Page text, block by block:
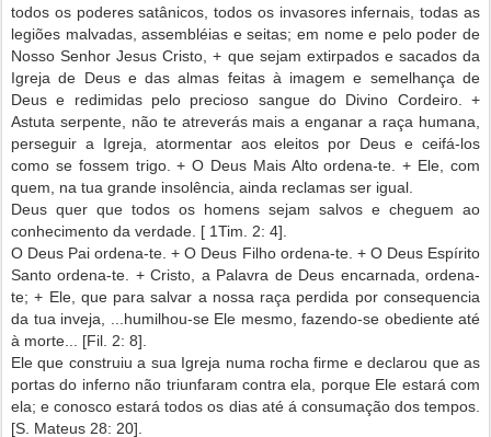
todos os poderes satânicos, todos os invasores infernais, todas as
legiões malvadas, assembléias e seitas; em nome e pelo poder de
Nosso Senhor Jesus Cristo, + que sejam extirpados e sacados da
Igreja de Deus e das almas feitas à imagem e semelhança de
Deus e redimidas pelo precioso sangue do Divino Cordeiro. +
Astuta serpente, não te atreverás mais a enganar a raça humana,
perseguir a Igreja, atormentar aos eleitos por Deus e ceifá-los
como se fossem trigo. + O Deus Mais Alto ordena-te. + Ele, com
quem, na tua grande insolência, ainda reclamas ser igual.
Deus quer que todos os homens sejam salvos e cheguem ao
conhecimento da verdade. [ 1Tim. 2: 4].
O Deus Pai ordena-te. + O Deus Filho ordena-te. + O Deus Espírito
Santo ordena-te. + Cristo, a Palavra de Deus encarnada, ordena-
te; + Ele, que para salvar a nossa raça perdida por consequencia
da tua inveja, ...humilhou-se Ele mesmo, fazendo-se obediente até
à morte... [Fil. 2: 8].
Ele que construiu a sua Igreja numa rocha firme e declarou que as
portas do inferno não triunfaram contra ela, porque Ele estará com
ela; e conosco estará todos os dias até á consumação dos tempos.
[S. Mateus 28: 20].